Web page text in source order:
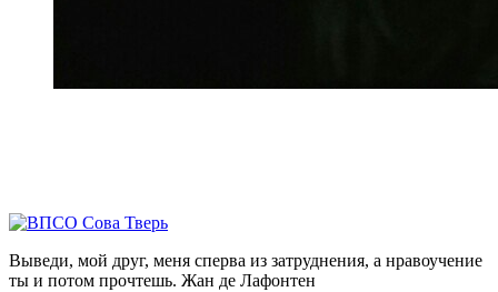
Выведи, мой друг, меня сперва из затруднения, а нравоучение
ты и потом прочтешь. Жан де Лафонтен